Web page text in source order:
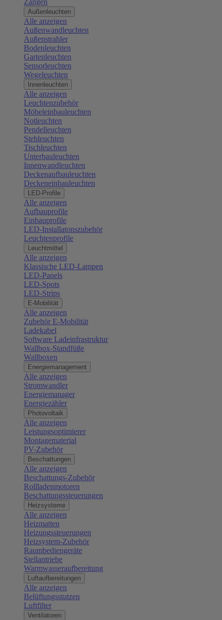
Zangen
Außenleuchten
Alle anzeigen
Außenwandleuchten
Außenstrahler
Bodenleuchten
Gartenleuchten
Sensorleuchten
Wegeleuchten
Innenleuchten
Alle anzeigen
Leuchtenzubehör
Möbeleinbauleuchten
Notleuchten
Pendelleuchten
Stehleuchten
Tischleuchten
Unterbauleuchten
Innenwandleuchten
Deckenaufbauleuchten
Deckeneinbauleuchten
LED-Profile
Alle anzeigen
Aufbauprofile
Einbauprofile
LED-Installatonszubehör
Leuchtenprofile
Leuchtmittel
Alle anzeigen
Klassische LED-Lampen
LED-Panels
LED-Spots
LED-Strips
E-Mobilität
Alle anzeigen
Zubehör E-Mobilität
Ladekabel
Software Ladeinfrastruktur
Wallbox-Standfüße
Wallboxen
Energiemanagement
Alle anzeigen
Stromwandler
Energiemanager
Energiezähler
Photovoltaik
Alle anzeigen
Leistungsoptimierer
Montagematerial
PV-Zubehör
Beschattungen
Alle anzeigen
Beschattungs-Zubehör
Rollladenmotoren
Beschattungssteuerungen
Heizsysteme
Alle anzeigen
Heizmatten
Heizungssteuerungen
Heizsystem-Zubehör
Raumbediengeräte
Stellantriebe
Warmwasseraufbereitung
Luftaufbereitungen
Alle anzeigen
Belüftungsstutzen
Luftfilter
Ventilatoren